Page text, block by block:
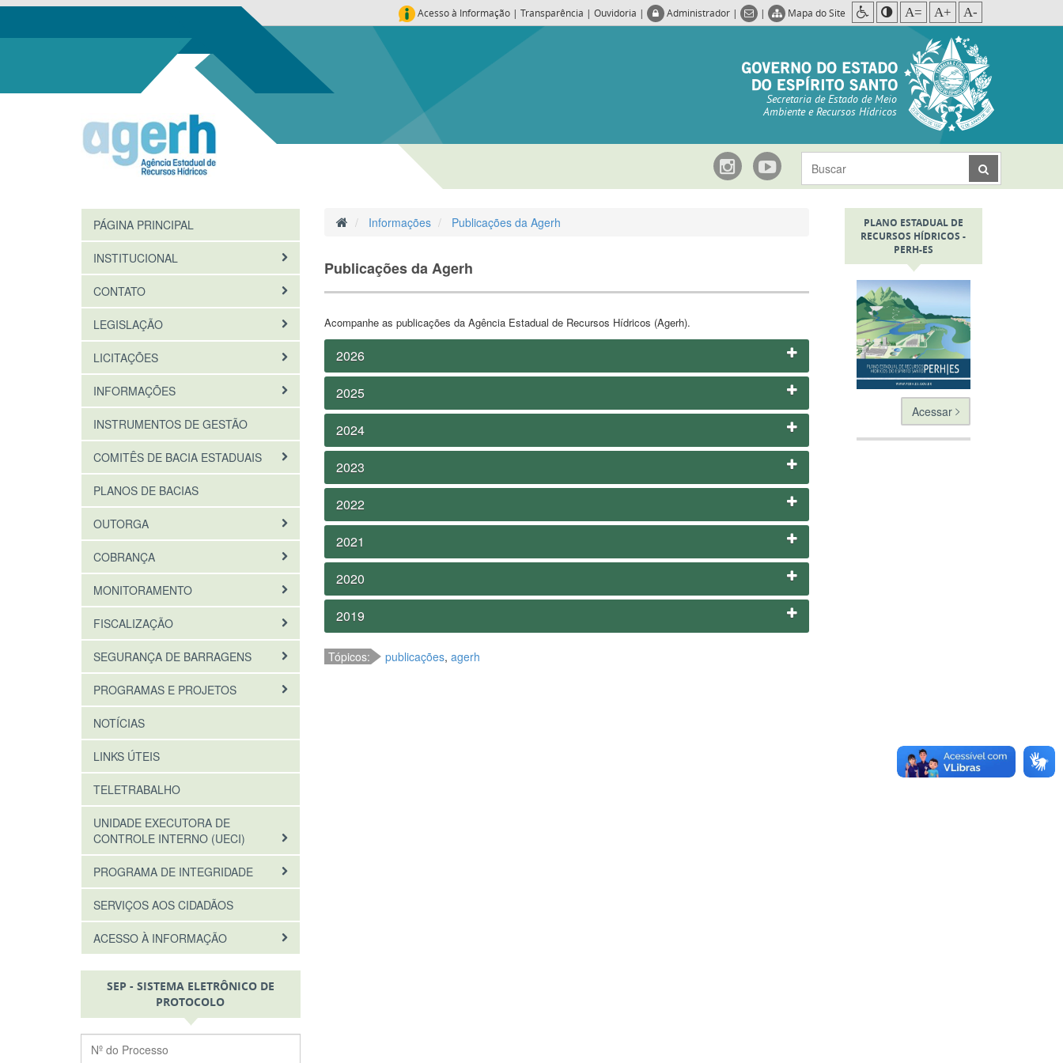
Acesso à Informação | Transparência | Ouvidoria | Administrador | | Mapa do Site A= A+ A-
Secretaria de Estado de Meio
Ambiente e Recursos Hídricos
PÁGINA PRINCIPAL
INSTITUCIONAL
CONTATO
LEGISLAÇÃO
LICITAÇÕES
INFORMAÇÕES
INSTRUMENTOS DE GESTÃO
COMITÊS DE BACIA ESTADUAIS
PLANOS DE BACIAS
OUTORGA
COBRANÇA
MONITORAMENTO
FISCALIZAÇÃO
SEGURANÇA DE BARRAGENS
PROGRAMAS E PROJETOS
NOTÍCIAS
LINKS ÚTEIS
TELETRABALHO
UNIDADE EXECUTORA DE
CONTROLE INTERNO (UECI)
PROGRAMA DE INTEGRIDADE
SERVIÇOS AOS CIDADÃOS
ACESSO À INFORMAÇÃO
SEP - SISTEMA ELETRÔNICO DE
PROTOCOLO
Informações Publicações da Agerh
Publicações da Agerh
Acompanhe as publicações da Agência Estadual de Recursos Hídricos (Agerh).
2026
2025
2024
2023
2022
2021
2020
2019
Tópicos: publicações,agerh
PLANO ESTADUAL DE
RECURSOS HÍDRICOS -
PERH-ES
Acessar